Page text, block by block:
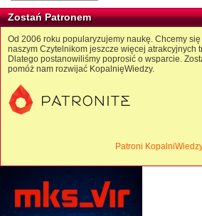
Zostań Patronem
Od 2006 roku popularyzujemy naukę. Chcemy
naszym Czytelnikom jeszcze więcej atrakcyjnych
Dlatego postanowiliśmy poprosić o wsparcie.
pomóż nam rozwijać KopalnięWiedzy.
Patroni